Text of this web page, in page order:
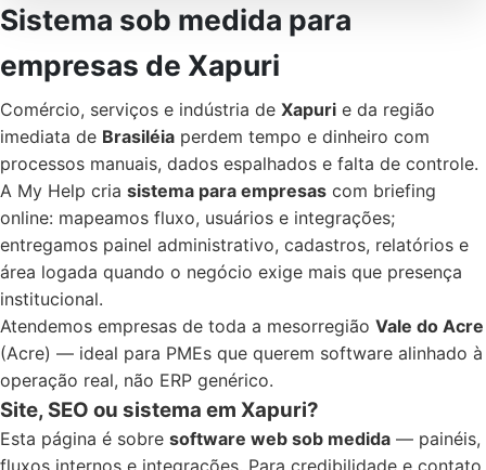
Sistema sob medida para
empresas de Xapuri
Comércio, serviços e indústria de Xapuri e da região
imediata de Brasiléia perdem tempo e dinheiro com
processos manuais, dados espalhados e falta de controle.
A My Help cria sistema para empresas com briefing
online: mapeamos fluxo, usuários e integrações;
entregamos painel administrativo, cadastros, relatórios e
área logada quando o negócio exige mais que presença
institucional.
Atendemos empresas de toda a mesorregião Vale do Acre
(Acre) — ideal para PMEs que querem software alinhado à
operação real, não ERP genérico.
Site, SEO ou sistema em Xapuri?
Esta página é sobre software web sob medida — painéis,
fluxos internos e integrações. Para credibilidade e contato